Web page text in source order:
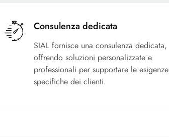
Consulenza dedicata
SIAL fornisce una consulenza dedicata,
offrendo soluzioni personalizzate e
professionali per supportare le esigenze
specifiche dei clienti.